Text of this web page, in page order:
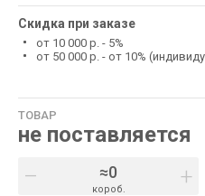
Скидка при заказе
от 10 000 р. - 5%
от 50 000 р. - от 10%
ТОВАР
не поставляется
– короб. +